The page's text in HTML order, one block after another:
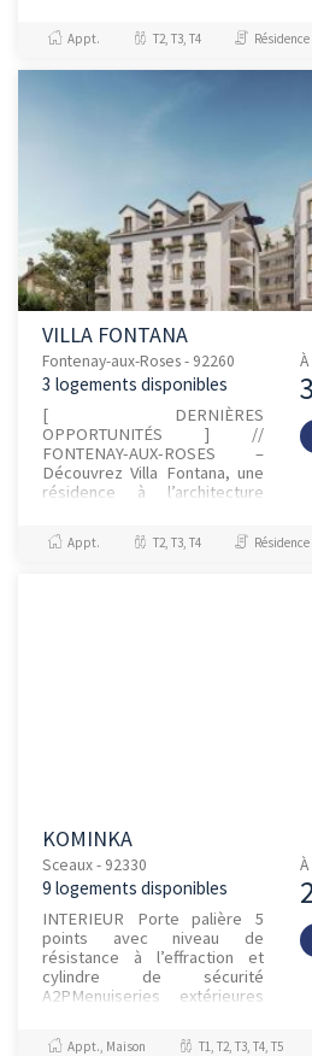
même prix que votre loyer !
Déc...Appt. T2, T3, T4 Résidence
VILLA FONTANA
Fontenay-aux-Roses - 92260
3 logements disponibles
[ DERNIÈRES
OPPORTUNITÉS ] //
FONTENAY-AUX-ROSES –
Découvrez Villa Fontana, une
résidence à l’architecture
Place de la Cavée, dans un
environnement résidentiel
Appt. T2, T3, T4 Résidence
KOMINKA
Sceaux - 92330
9 logements disponibles
INTERIEUR Porte palière 5
points avec niveau de
résistance à l’effraction et
cylindre de sécurité
A2PMenuiseries extérieures
équipées de br...
Appt., Maison T1, T2, T3, T4, T5